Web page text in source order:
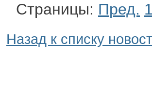
Страницы: Пред. 1
Назад к списку